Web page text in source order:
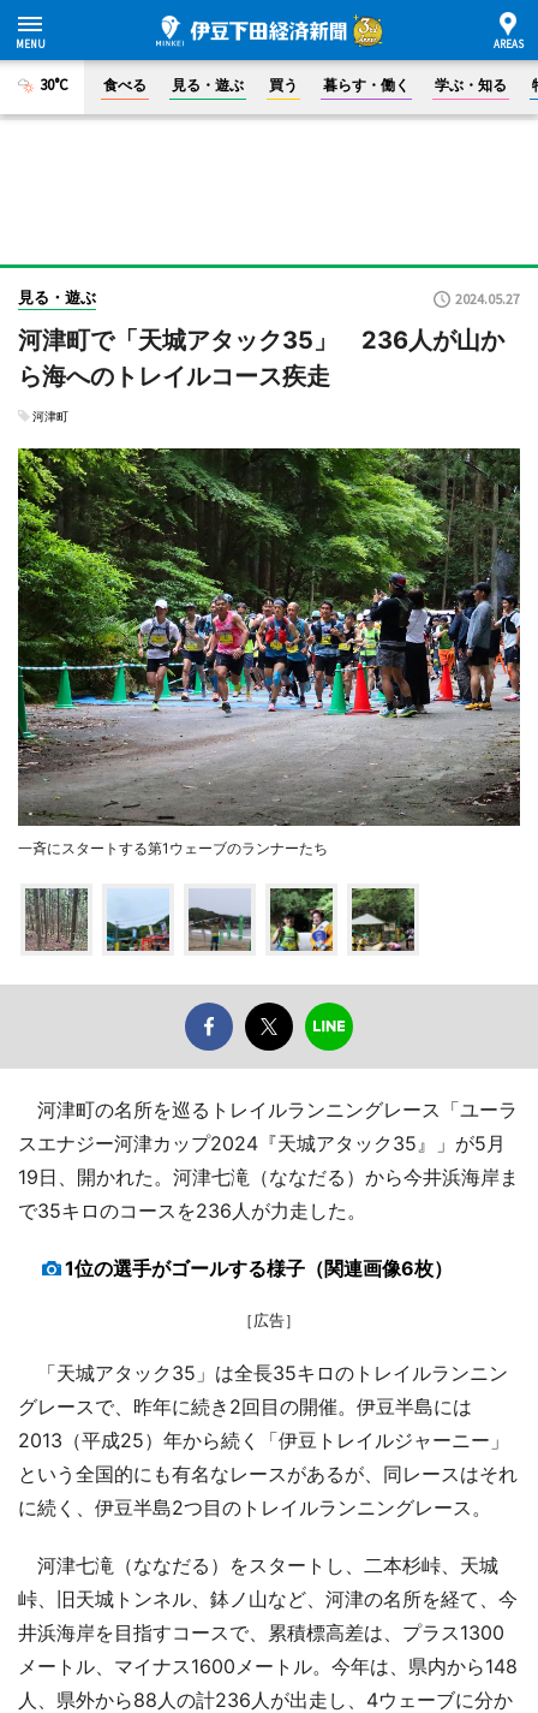
30°C 食べる 見る・遊ぶ 買う 暮らす・働く 学ぶ・知る
見る・遊ぶ 2024.05.27
河津町で「天城アタック35」 236人が山か
ら海へのトレイルコース疾走
河津町
一斉にスタートする第1ウェーブのランナーたち
河津町の名所を巡るトレイルランニングレース「ユーラ
スエナジー河津カップ2024『天城アタック35』」が5月
19日、開かれた。河津七滝（ななだる）から今井浜海岸ま
で35キロのコースを236人が力走した。
1位の選手がゴールする様子（関連画像6枚）
［広告］
「天城アタック35」は全長35キロのトレイルランニン
グレースで、昨年に続き2回目の開催。伊豆半島には
2013（平成25）年から続く「伊豆トレイルジャーニー」
という全国的にも有名なレースがあるが、同レースはそれ
に続く、伊豆半島2つ目のトレイルランニングレース。
河津七滝（ななだる）をスタートし、二本杉峠、天城
峠、旧天城トンネル、鉢ノ山など、河津の名所を経て、今
井浜海岸を目指すコースで、累積標高差は、プラス1300
メートル、マイナス1600メートル。今年は、県内から148
人、県外から88人の計236人が出走し、4ウェーブに分か